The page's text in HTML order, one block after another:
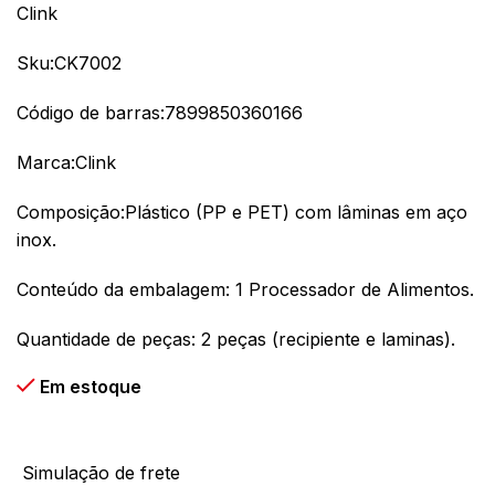
Clink
Sku:CK7002
Código de barras:7899850360166
Marca:Clink
Composição:Plástico (PP e PET) com lâminas em aço
inox.
Conteúdo da embalagem: 1 Processador de Alimentos.
Quantidade de peças: 2 peças (recipiente e laminas).
Em estoque
Simulação de frete